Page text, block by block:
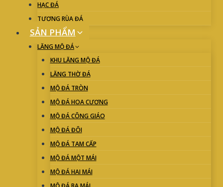
HẠC ĐÁ
TƯỢNG RÙA ĐÁ
SẢN PHẨM
LĂNG MỘ ĐÁ
KHU LĂNG MỘ ĐÁ
LĂNG THỜ ĐÁ
MỘ ĐÁ TRÒN
MỘ ĐÁ HOA CƯƠNG
MỘ ĐÁ CÔNG GIÁO
MỘ ĐÁ ĐÔI
MỘ ĐÁ TAM CẤP
MỘ ĐÁ MỘT MÁI
MỘ ĐÁ HAI MÁI